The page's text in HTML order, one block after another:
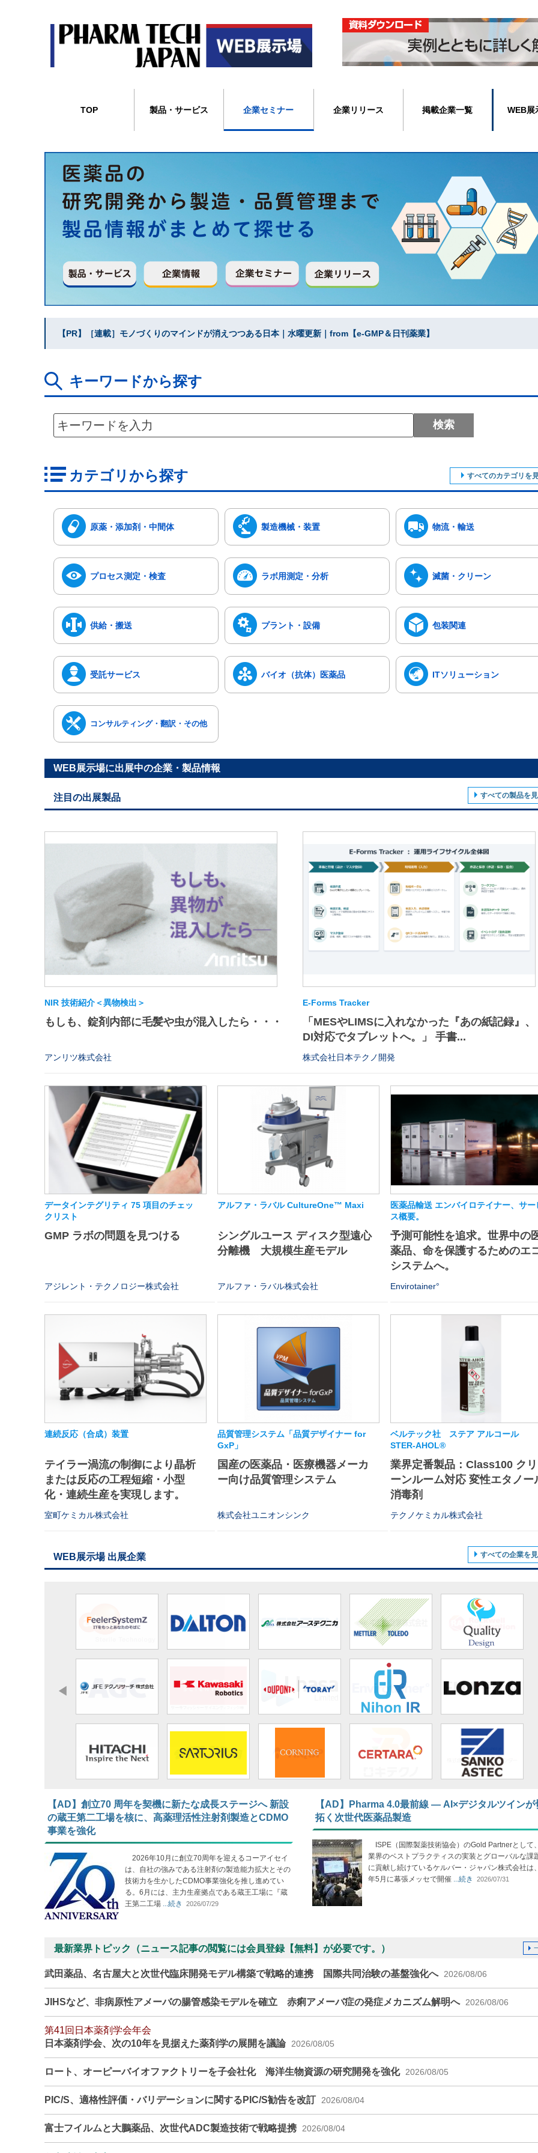
TOP 製品・サービス 企業セミナー 企業リリース 掲載企業一覧 WEB展
【PR】［連載］モノづくりのマインドが消えつつある日本｜水曜更新｜from【e-GMP＆日刊薬業】
キーワードから探す
検索
カテゴリから探す すべてのカテゴリを
原薬・添加剤・中間体 製造機械・装置 物流・輸送
プロセス測定・検査 ラボ用測定・分析 滅菌・クリーン
供給・搬送 プラント・設備 包装関連
受託サービス バイオ（抗体）医薬品 ITソリューション
コンサルティング・翻訳・その他
WEB展示場に出展中の企業・製品情報
注目の出展製品 すべての製品を
NIR 技術紹介＜異物検出＞
もしも、錠剤内部に毛髪や虫が混入したら・・・
アンリツ株式会社
E-Forms Tracker
「MESやLIMSに入れなかった『あの紙記録』、
DI対応でタブレットへ。」 手書...
株式会社日本テクノ開発
データインテグリティ 75 項目のチェッ
クリスト
GMP ラボの問題を見つける
アジレント・テクノロジー株式会社
アルファ・ラバル CultureOne™ Maxi
シングルユース ディスク型遠心
分離機 大規模生産モデル
アルファ・ラバル株式会社
医薬品輸送 エンバイロテイナー、サー
ス概要。
予測可能性を追求。世界中の
薬品、命を保護するためのエ
システムへ。
Envirotainer°
連続反応（合成）装置
テイラー渦流の制御により晶析
または反応の工程短縮・小型
化・連続生産を実現します。
室町ケミカル株式会社
品質管理システム「品質デザイナー for
GxP」
国産の医薬品・医療機器メーカ
ー向け品質管理システム
株式会社ユニオンシンク
ベルテック社 ステア アルコール
STER-AHOL®
業界定番製品：Class100 クリ
ーンルーム対応 変性エタノー
消毒剤
テクノケミカル株式会社
WEB展示場 出展企業 すべての企業を
【AD】​​​​​​​創立70 周年を契機に新たな成長ステージへ 新設
の蔵王第二工場を核に、高薬理活性注射剤製造とCDMO
事業を強化
2026年10月に創立70周年を迎えるコーアイセイ
は、自社の強みである注射剤の製造能力拡大とその
技術力を生かしたCDMO事業強化を推し進めてい
る。6月には、主力生産拠点である蔵王工場に『蔵
王第二工場 ...続き 2026/07/29
【AD】Pharma 4.0最前線 ― AI×デジタルツインが
拓く次世代医薬品製造
ISPE（国際製薬技術協会）のGold Partnerとして
業界のベストプラクティスの実装とグローバルな課
に貢献し続けているケルバー・ジャパン株式会社は
年5月に幕張メッセで開催 ...続き 2026/07/31
最新業界トピック（ニュース記事の閲覧には会員登録【無料】が必要です。）
武田薬品、名古屋大と次世代臨床開発モデル構築で戦略的連携 国際共同治験の基盤強化へ 2026/08/06
JIHSなど、非病原性アメーバの腸管感染モデルを確立 赤痢アメーバ症の発症メカニズム解明へ 2026/08/06
第41回日本薬剤学会年会
日本薬剤学会、次の10年を見据えた薬剤学の展開を議論 2026/08/05
ロート、オーピーバイオファクトリーを子会社化 海洋生物資源の研究開発を強化 2026/08/05
PIC/S、適格性評価・バリデーションに関するPIC/S勧告を改訂 2026/08/04
富士フイルムと大鵬薬品、次世代ADC製造技術で戦略提携 2026/08/04